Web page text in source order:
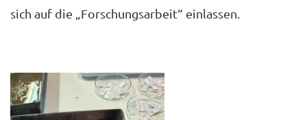
sich auf die „Forschungsarbeit“ einlassen.